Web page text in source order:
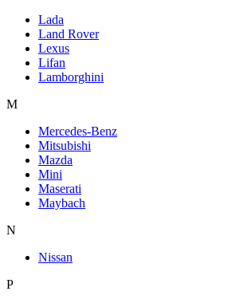
Lada
Land Rover
Lexus
Lifan
Lamborghini
M
Mercedes-Benz
Mitsubishi
Mazda
Mini
Maserati
Maybach
N
Nissan
P